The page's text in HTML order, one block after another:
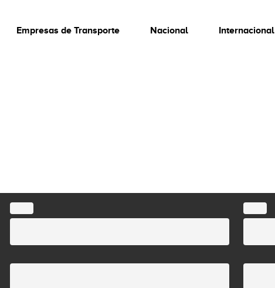
Empresas de Transporte Nacional Internacional